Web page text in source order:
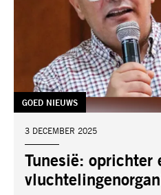
Tunesië: oprichter
TAG:
GOED NIEUWS
DATUM:
3 DECEMBER 2025